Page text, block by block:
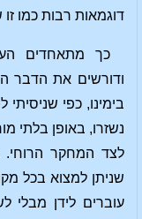
דוגמאות רבות כמו
כך מתאחדים
ודורשים את הדבר
בימינו, כפי
נשזרו, באופן בלתי
לצד המחקר הרוחי.
שניתן למצוא בכל
עוברים לידן